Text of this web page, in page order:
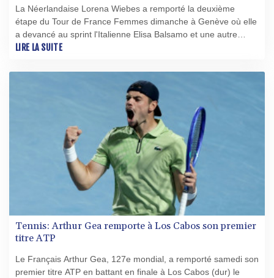
La Néerlandaise Lorena Wiebes a remporté la deuxième
étape du Tour de France Femmes dimanche à Genève où elle
a devancé au sprint l'Italienne Elisa Balsamo et une autre
Néerlandaise, Marianne Vos.
LIRE LA SUITE
Tennis: Arthur Gea remporte à Los Cabos son premier
titre ATP
Le Français Arthur Gea, 127e mondial, a remporté samedi son
premier titre ATP en battant en finale à Los Cabos (dur) le